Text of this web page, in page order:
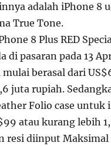
adalah iPhone 8
True Tone.
8 Plus RED
di pasaran pada 13
mulai berasal dari
juta rupiah.
Folio case untuk
atau kurang lebih
resi diinput Maksimal